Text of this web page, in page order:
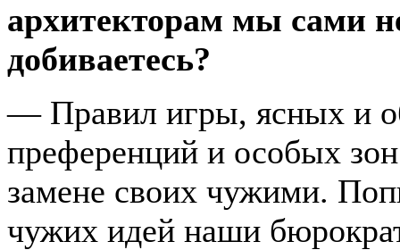
архитекторам мы сами
добиваетесь?
— Правил игры, ясных и
преференций и особых
замене своих чужими.
чужих идей наши